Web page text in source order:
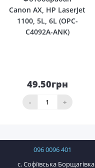
Canon AX, HP LaserJet
1100, 5L, 6L (OPC-
C4092A-ANK)
49.50грн
- +
кошика
096 0096 401
с. Софіївська Борщагівка